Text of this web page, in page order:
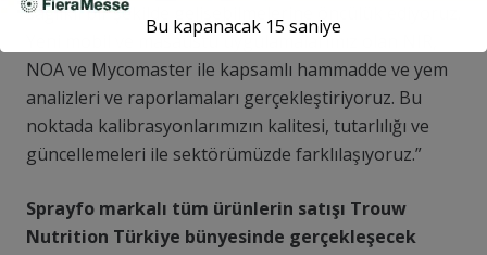
sağlıklı bir şekilde gelişebilmelerine öncülük ediyoruz.
Yeni mobil ve masaüstü uygulamalarımız olan NIR,
NOA ve Mycomaster ile kapsamlı hammadde ve yem
analizleri ve raporlamaları gerçekleştiriyoruz. Bu
noktada kalibrasyonlarımızın kalitesi, tutarlılığı ve
güncellemeleri ile sektörümüzde farklılaşıyoruz.”
Sprayfo markalı tüm ürünlerin satışı Trouw
Nutrition Türkiye bünyesinde gerçekleşecek
Bu kapanacak 14 saniye